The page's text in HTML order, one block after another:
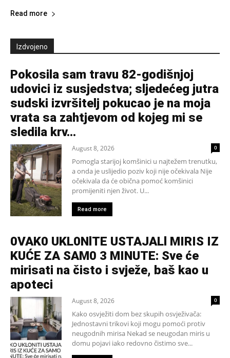
Read more
Izdvojeno
Pokosila sam travu 82-godišnjoj
udovici iz susjedstva; sljedećeg jutra
sudski izvršitelj pokucao je na moja
vrata sa zahtjevom od kojeg mi se
sledila krv...
August 8, 2026 0
Pomogla starijoj komšinici u najtežem trenutku,
a onda je uslijedio poziv koji nije očekivala Nije
očekivala da će obična pomoć komšinici
promijeniti njen život. U...
Read more
0VAK0 UKL0NlTE USTAJALl MIRIS IZ
KUĆE ZA SAM0 3 MINUTE: Sve će
mirisati na čisto i svježe, baš kao u
apoteci
August 8, 2026 0
Kako osvježiti dom bez skupih osvježivača:
Jednostavni trikovi koji mogu pomoći protiv
neugodnih mirisa Nekad se neugodan miris u
domu pojavi iako redovno čistimo sve...